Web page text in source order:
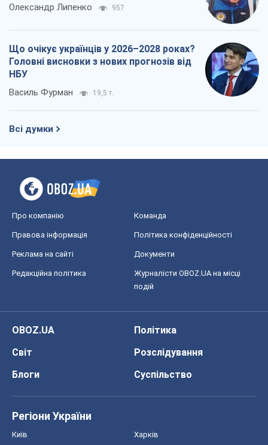
Олександр Липенко 957
Що очікує українців у 2026–2028 роках?
Головні висновки з нових прогнозів від
НБУ
Василь Фурман 19,5 т.
Всі думки
Про компанію Команда
Правова інформація Політика конфіденційності
Реклама на сайті Документи
Редакційна політика
Журналісти OBOZ.UA на місці
подій
OBOZ.UA
Політика
Світ
Розслідування
Блоги
Суспільство
Регіони України
Київ Харків